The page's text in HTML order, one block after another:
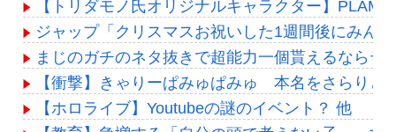
【トリダモノ氏オリジナルキャラクター】
ジャップ「クリスマスお祝いした1週間後にみん
まじのガチのネタ抜きで超能力一個貰えるならテ
【衝撃】きゃりーぱみゅぱみゅ 本名をさらりと
【ホロライブ】Youtubeの謎のイベント？ 他